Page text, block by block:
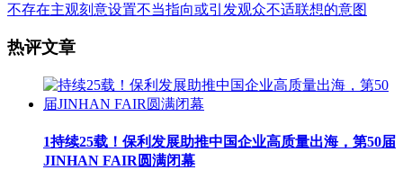
不存在主观刻意设置不当指向或引发观众不适联想的意图
热评文章
1持续25载！保利发展助推中国企业高质量出海，第50届
JINHAN FAIR圆满闭幕